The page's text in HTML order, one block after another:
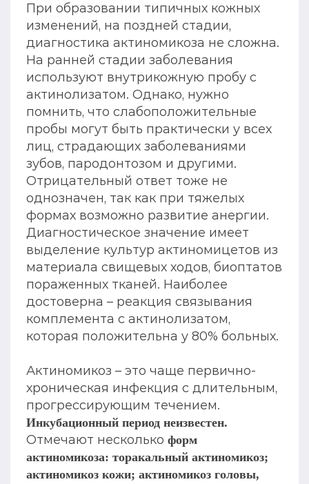
При образовании типичных кожных
изменений, на поздней стадии,
диагностика актиномикоза не сложна.
На ранней стадии заболевания
используют внутрикожную пробу с
актинолизатом. Однако, нужно
помнить, что слабоположительные
пробы могут быть практически у всех
лиц, страдающих заболеваниями
зубов, пародонтозом и другими.
Отрицательный ответ тоже не
однозначен, так как при тяжелых
формах возможно развитие анергии.
Диагностическое значение имеет
выделение культур актиномицетов из
материала свищевых ходов, биоптатов
пораженных тканей. Наиболее
достоверна – реакция связывания
комплемента с актинолизатом,
которая положительна у 80% больных.
Актиномикоз – это чаще первично-
хроническая инфекция с длительным,
прогрессирующим течением.
Инкубационный период неизвестен.
Отмечают несколько форм
актиномикоза: торакальный актиномикоз;
актиномикоз кожи; актиномикоз головы,